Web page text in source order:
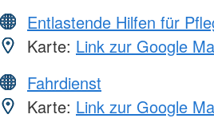
Entlastende Hilfen für
Karte: Link zur Google
Fahrdienst
Karte: Link zur Google